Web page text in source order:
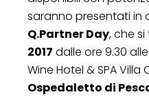
saranno presentati in
Q.Partner Day, che si
2017 dalle ore 9.30
Wine Hotel & SPA
Ospedaletto di